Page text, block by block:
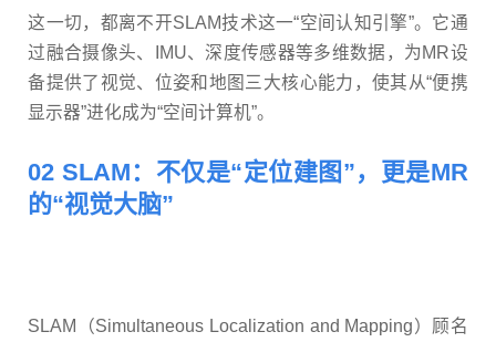
这一切，都离不开SLAM技术这一“空间认知引擎”。它通
过融合摄像头、IMU、深度传感器等多维数据，为MR设
备提供了视觉、位姿和地图三大核心能力，使其从“便携
显示器”进化成为“空间计算机”。
02 SLAM：不仅是“定位建图”，更是MR
的“视觉大脑”
SLAM（Simultaneous Localization and Mapping）顾名